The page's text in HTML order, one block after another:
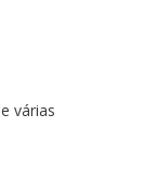
várias